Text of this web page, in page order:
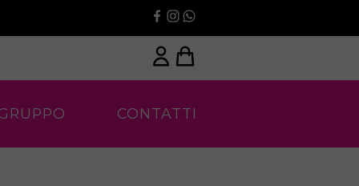
CONTATTI